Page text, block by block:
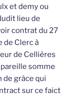
et demy ou
lieu de
contrat du 27
de Clerc à
de Cellières
somme
grâce qui
sur ce faict